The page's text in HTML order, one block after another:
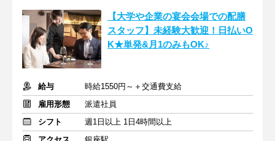
【大学や企業の宴会会場での配膳
スタッフ】未経験大歓迎！日払いO
K★単発&月1のみもOK♪
給与
時給1550円～＋交通費支給
雇用形態
派遣社員
シフト
週1日以上 1日4時間以上